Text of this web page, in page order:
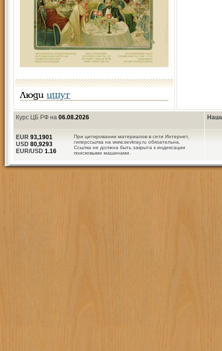
Люди ищут
Курс ЦБ РФ на 06.08.2026
При цитировании материалов в сети Интернет,
гиперссылка на www.sevkray.ru обязательна.
Ссылка не должна быть закрыта к индексации
поисковыми машинами.
EUR 93,1901
USD 80,9293
EUR/USD 1.16